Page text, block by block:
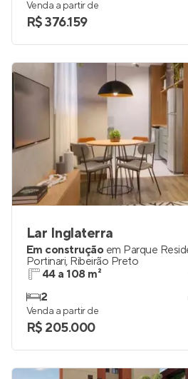
Venda a partir de
R$ 376.159
Lar Inglaterra
Em construção em Parque
Portinari, Ribeirão Preto
44 a 108 m²
2
Venda a partir de
R$ 205.000